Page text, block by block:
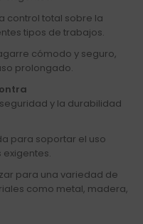
control total sobre la
tipos de trabajos.
cómodo y seguro,
prolongado.
y la durabilidad
para soportar el uso
para una variedad de
como metal, madera,